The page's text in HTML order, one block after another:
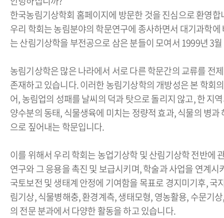
한국농림기상학회 홈페이지에 방문한 것을 진심으로 환영합
우리 학회는 농림분야의 학문연구에 종사하면서 대기과학
는 산림기상학을 부전공으로 삼은 분들이 모여서 1999년 3
농림기상학은 많은 나라에서 서로 다른 학문간의 교류를 전
존재하고 있습니다.이러한 농림기상학의 개방성은 본 학회
어, 농림업의 성패를 날씨의 덕과 탓으로 돌리지 않고, 한 지
양수분의 동태, 식물생육에 미치는 정량적 효과, 식물의 병과
으로 짚어내는 학문입니다.
이를 위해서 우리 학회는 농업기상학 및 산림기상학 전반에
연구와 그 응용을 촉진 및 보급시키며, 학술과 사업을 연계
국토보전 및 생태계 안정에 기여함을 목표로 경지미기후, 국
림기상, 식물병해충, 환경계측, 생태모형, 영농활용, 수문기
의 전문 분과에서 다양한 활동을 하고 있습니다.